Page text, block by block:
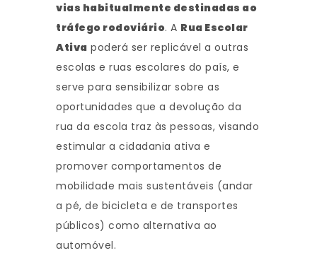
vias habitualmente destinadas ao
tráfego rodoviário. A Rua Escolar
Ativa poderá ser replicável a outras
escolas e ruas escolares do país, e
serve para sensibilizar sobre as
oportunidades que a devolução da
rua da escola traz às pessoas, visando
estimular a cidadania ativa e
promover comportamentos de
mobilidade mais sustentáveis (andar
a pé, de bicicleta e de transportes
públicos) como alternativa ao
automóvel.